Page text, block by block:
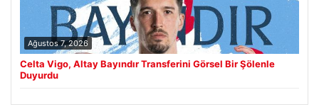
Ağustos 7, 2026
Celta Vigo, Altay Bayındır Transferini Görsel Bir Şölenle
Duyurdu